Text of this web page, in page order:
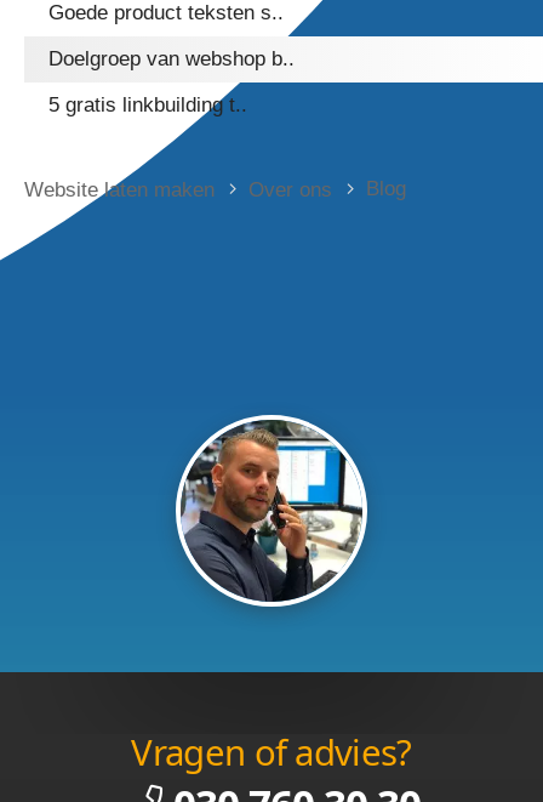
Goede product teksten s..
Doelgroep van webshop b..
5 gratis linkbuilding t..
Website laten maken Over ons Blog
Vragen of advies?